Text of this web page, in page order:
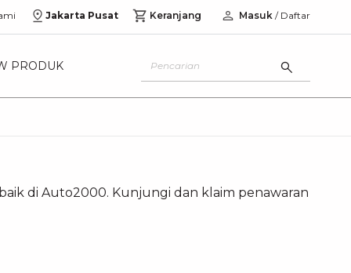
Jakarta Pusat Keranjang Masuk / Daftar
PRODUK
di Auto2000. Kunjungi dan klaim penawaran